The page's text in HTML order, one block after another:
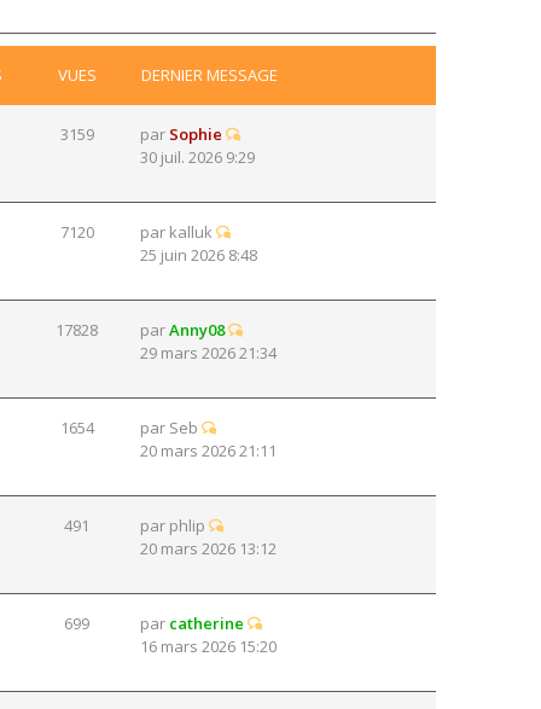
VUES DERNIER MESSAGE
3159 par Sophie
30 juil. 2026 9:29
7120 par kalluk
25 juin 2026 8:48
17828 parAnny08
29 mars 2026 21:34
1654 par Seb
20 mars 2026 21:11
491 par phlip
20 mars 2026 13:12
699 par catherine
16 mars 2026 15:20